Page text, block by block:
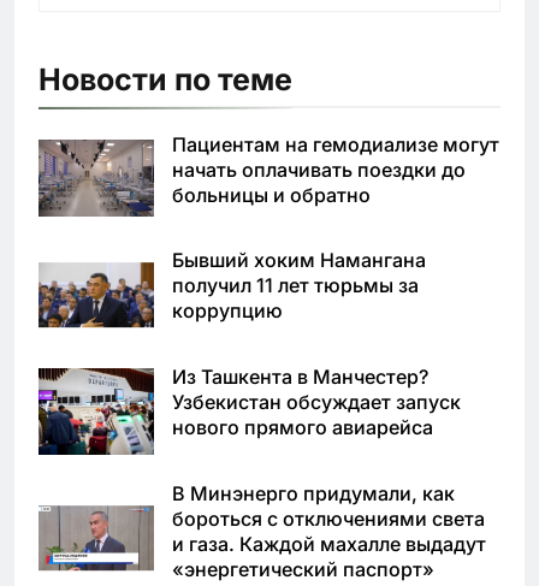
Новости по теме
Пациентам на гемодиализе могут
начать оплачивать поездки до
больницы и обратно
Бывший хоким Намангана
получил 11 лет тюрьмы за
коррупцию
Из Ташкента в Манчестер?
Узбекистан обсуждает запуск
нового прямого авиарейса
В Минэнерго придумали, как
бороться с отключениями света
и газа. Каждой махалле выдадут
«энергетический паспорт»